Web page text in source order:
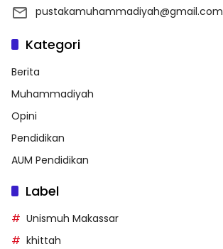
pustakamuhammadiyah@gmail.com
Kategori
Berita
Muhammadiyah
Opini
Pendidikan
AUM Pendidikan
Label
Unismuh Makassar
khittah